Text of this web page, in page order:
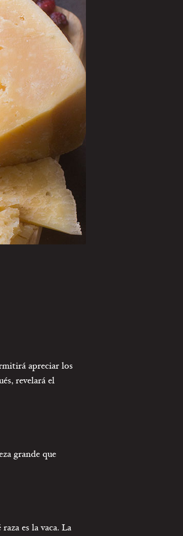
apreciar los
revelará el
grande que
es la vaca. La